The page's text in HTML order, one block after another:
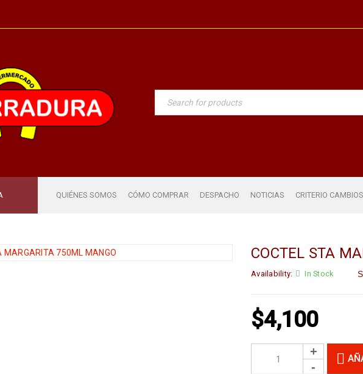
QUIÉNES SOMOS CÓMO COMPRAR DESPACHO NOTICIAS CRITERIO CAMBIOS
COCTEL STA
Availability: In Stock
$4,100